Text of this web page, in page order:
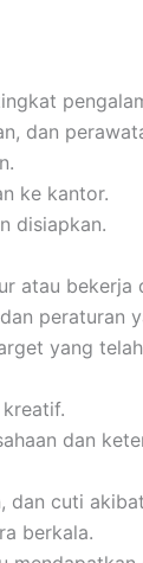
dan
ke kantor.
disiapkan.
atau bekerja
peraturan
yang
dan
dan cuti
berkala.